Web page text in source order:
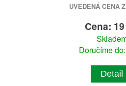
UVEDENÁ CENA
Cena:
Doručíme
Detail